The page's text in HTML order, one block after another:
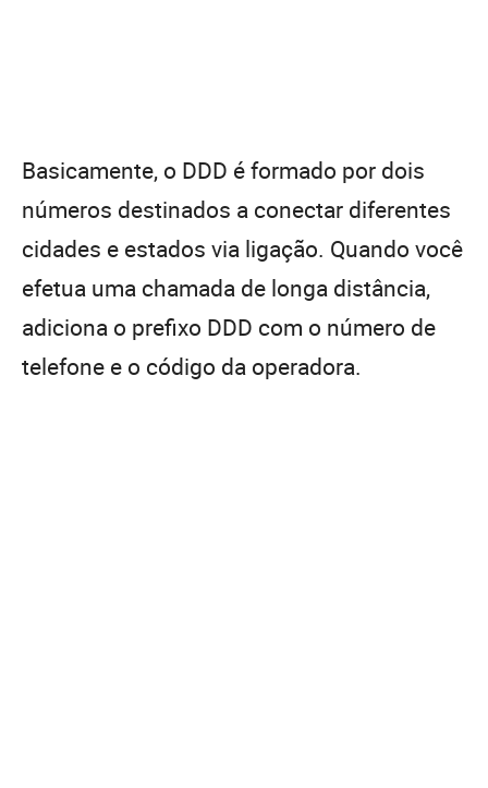
Basicamente, o DDD é formado por dois
números destinados a conectar diferentes
cidades e estados via ligação. Quando você
efetua uma chamada de longa distância,
adiciona o prefixo DDD com o número de
telefone e o código da operadora.